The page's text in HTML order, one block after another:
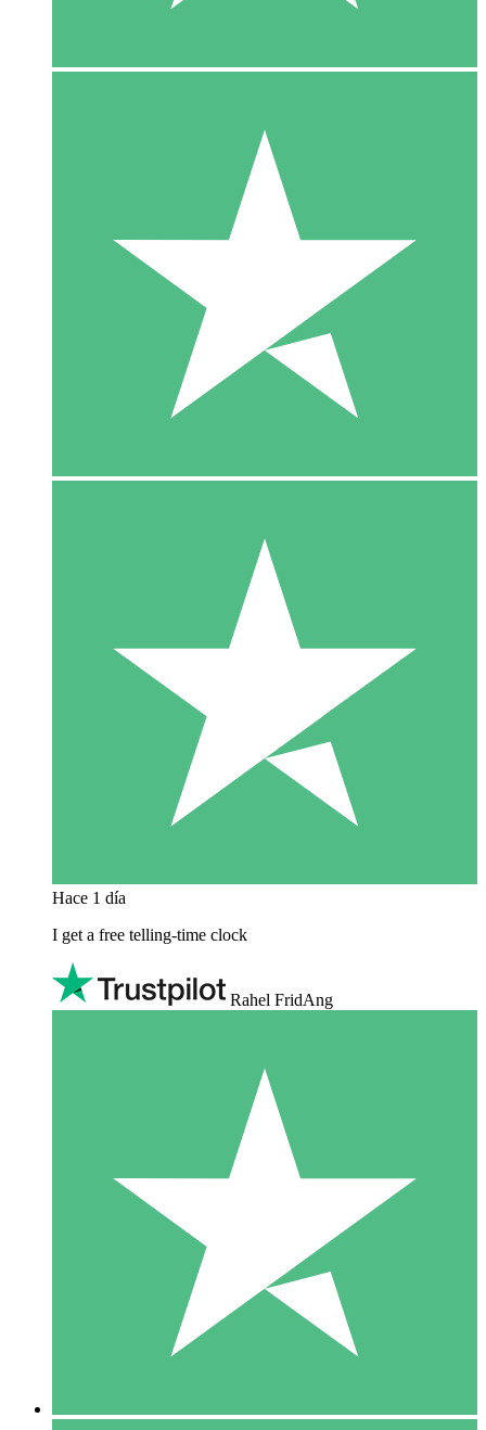
Hace 1 día
I get a free telling-time clock
Rahel FridAng